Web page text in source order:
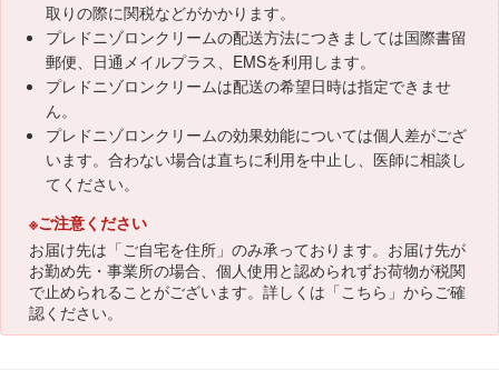
取りの際に関税などがかかります。
プレドニゾロンクリームの配送方法につきましては国際書留
郵便、日通メイルプラス、EMSを利用します。
プレドニゾロンクリームは配送の希望日時は指定できませ
ん。
プレドニゾロンクリームの効果効能については個人差がござ
います。合わない場合は直ちに利用を中止し、医師に相談し
てください。
※ご注意ください
お届け先は「ご自宅を住所」のみ承っております。お届け先が
お勤め先・事業所の場合、個人使用と認められずお荷物が税関
で止められることがございます。詳しくは「こちら 」からご確
認ください。